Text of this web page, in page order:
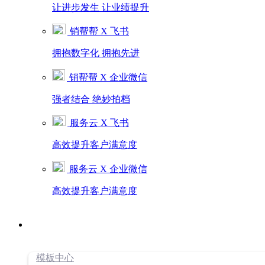
让进步发生 让业绩提升
销帮帮 X 飞书
拥抱数字化 拥抱先进
销帮帮 X 企业微信
强者结合 绝妙拍档
服务云 X 飞书
高效提升客户满意度
服务云 X 企业微信
高效提升客户满意度
模板中心